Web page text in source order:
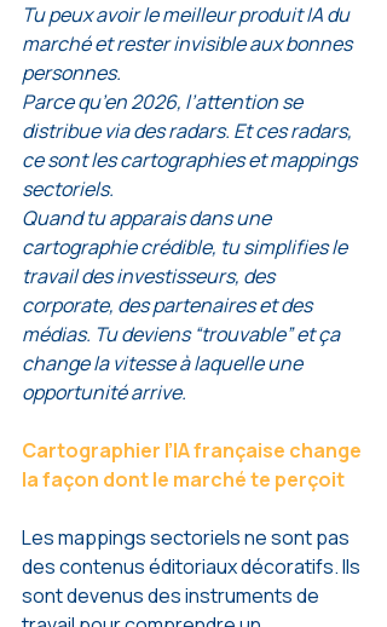
Tu peux avoir le meilleur produit IA du
marché et rester invisible aux bonnes
personnes.
Parce qu’en 2026, l’attention se
distribue via des radars. Et ces radars,
ce sont les cartographies et mappings
sectoriels.
Quand tu apparais dans une
cartographie crédible, tu simplifies le
travail des investisseurs, des
corporate, des partenaires et des
médias. Tu deviens “trouvable” et ça
change la vitesse à laquelle une
opportunité arrive.
Cartographier l’IA française change
la façon dont le marché te perçoit
Les mappings sectoriels ne sont pas
des contenus éditoriaux décoratifs. Ils
sont devenus des instruments de